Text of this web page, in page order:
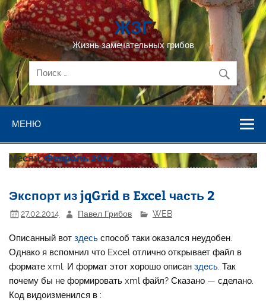
Перейти
к
содержимому
ЖЗГ
Жизнь замечательных грибов
МЕНЮ
Месяц:Февраль 2014
Экспорт из jqGrid в Excel часть 2
27.02.2014 Павел Грибов WEB
Описанный вотздесь способ таки оказался неудобен.
Однако я вспомнил что Excel отлично открывает файл в
формате xml. И формат этот хорошо описанздесь. Так
почему бы не формировать xml файл? Сказано — сделано.
Код видоизменился в :